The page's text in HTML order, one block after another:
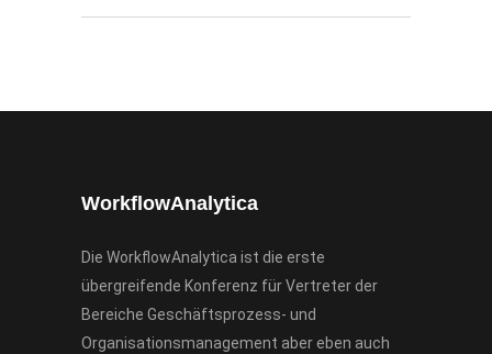
WorkflowAnalytica
Die WorkflowAnalytica ist die erste
übergreifende Konferenz für Vertreter der
Bereiche Geschäftsprozess- und
Organisationsmanagement aber eben auch